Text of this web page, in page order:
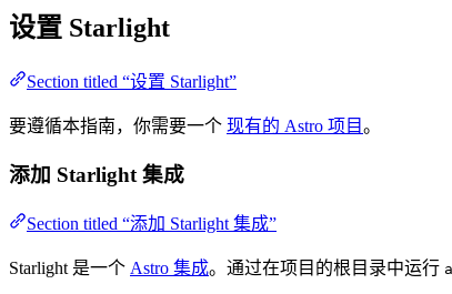
设置 Starlight
Section titled “设置 Starlight”
要遵循本指南，你需要一个 现有的 Astro 项目。
添加 Starlight 集成
Section titled “添加 Starlight 集成”
Starlight 是一个 Astro 集成。通过在项目的根目录中运行